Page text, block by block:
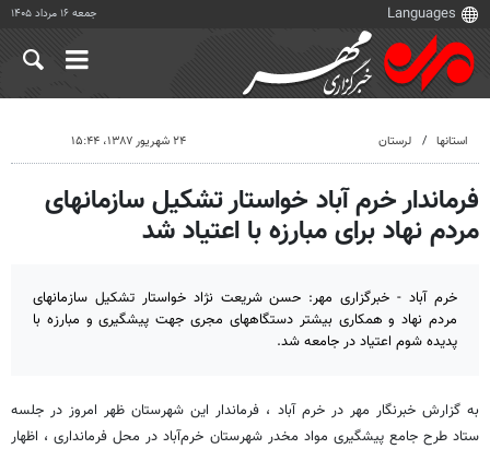
جمعه ۱۶ مرداد ۱۴۰۵
استانها لرستان ۲۴ شهریور ۱۳۸۷، ۱۵:۴۴
فرماندار خرم آباد خواستار تشکیل سازمانهای
مردم نهاد برای مبارزه با اعتیاد شد
خرم آباد - خبرگزاری مهر: حسن شریعت نژاد خواستار تشکیل سازمانهای
مردم نهاد و همکاری بیشتر دستگاههای مجری جهت پیشگیری و مبارزه با
پدیده شوم اعتیاد در جامعه شد.
به گزارش خبرنگار مهر در خرم آباد ، فرماندار این شهرستان ظهر امروز در جلسه
ستاد طرح جامع پیشگیری مواد مخدر شهرستان خرم‌آباد در محل فرمانداری ، اظهار